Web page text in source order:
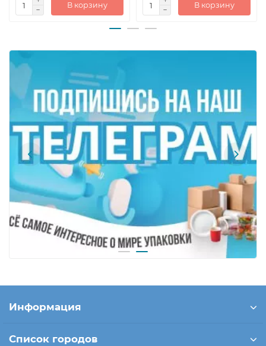
В корзину В корзину
Информация
Список городов